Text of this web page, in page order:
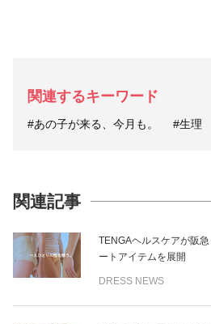
関連するキーワード
#あの子が来る、今月も。 #生理
関連記事
TENGAヘルスケアが阪
ートアイテムを展開
DRESS NEWS